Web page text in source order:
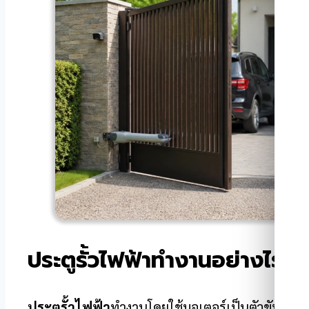
ประตูรั้วไฟฟ้าทำงานอย่างไร?